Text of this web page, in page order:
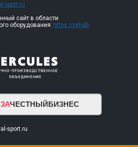
sport.ru
сайт в области
оборудования: https://rehab-
ЗАЧЕСТНЫЙБИЗНЕС
sport.ru